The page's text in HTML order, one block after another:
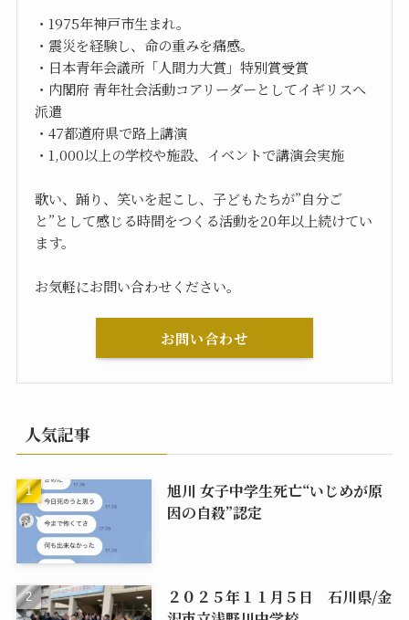
・1975年神戸市生まれ。
・震災を経験し、命の重みを痛感。
・日本青年会議所「人間力大賞」特別賞受賞
・内閣府 青年社会活動コアリーダーとしてイギリスへ
派遣
・47都道府県で路上講演
・1,000以上の学校や施設、イベントで講演会実施
歌い、踊り、笑いを起こし、子どもたちが”自分ご
と”として感じる時間をつくる活動を20年以上続けてい
ます。
お気軽にお問い合わせください。
お問い合わせ
人気記事
旭川 女子中学生死亡“いじめが原
因の自殺”認定
２０２５年１１月５日 石川県/金